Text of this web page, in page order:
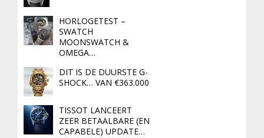
HORLOGETEST –
SWATCH
MOONSWATCH &
OMEGA…
DIT IS DE DUURSTE G-
SHOCK… VAN €363.000
TISSOT LANCEERT
ZEER BETAALBARE (EN
CAPABELE) UPDATE…